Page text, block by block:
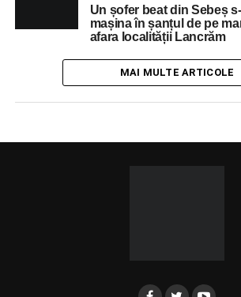
Un șofer beat din Sebeș
mașina în șanțul de pe
afara localității Lancrăm
MAI MULTE ARTICOLE